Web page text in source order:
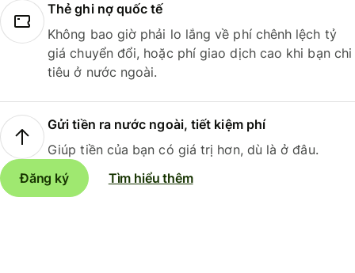
Thẻ ghi nợ quốc tế
Không bao giờ phải lo lắng về phí chênh lệch tỷ
giá chuyển đổi, hoặc phí giao dịch cao khi bạn chi
tiêu ở nước ngoài.
Gửi tiền ra nước ngoài, tiết kiệm phí
Giúp tiền của bạn có giá trị hơn, dù là ở đâu.
Đăng ký
Tìm hiểu thêm